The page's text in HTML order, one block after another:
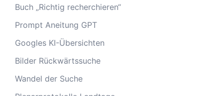
Buch „Richtig recherchieren“
Prompt Aneitung GPT
Googles KI-Übersichten
Bilder Rückwärtssuche
Wandel der Suche